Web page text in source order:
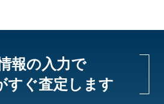
報の入力で
すぐ査定します